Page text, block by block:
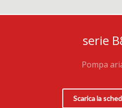
serie
Pompa
Scarica la